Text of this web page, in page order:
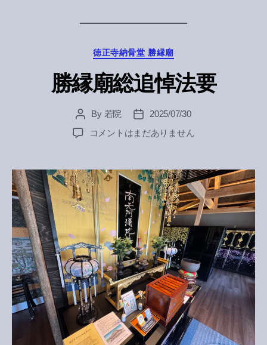
Categories
徳正寺納骨堂 勝縁廟
勝縁廟総追悼法要
Post
author
By 若院
Post
date
2025/07/30
勝
総
追
悼
法
要
へ
の
コメントはまだありません